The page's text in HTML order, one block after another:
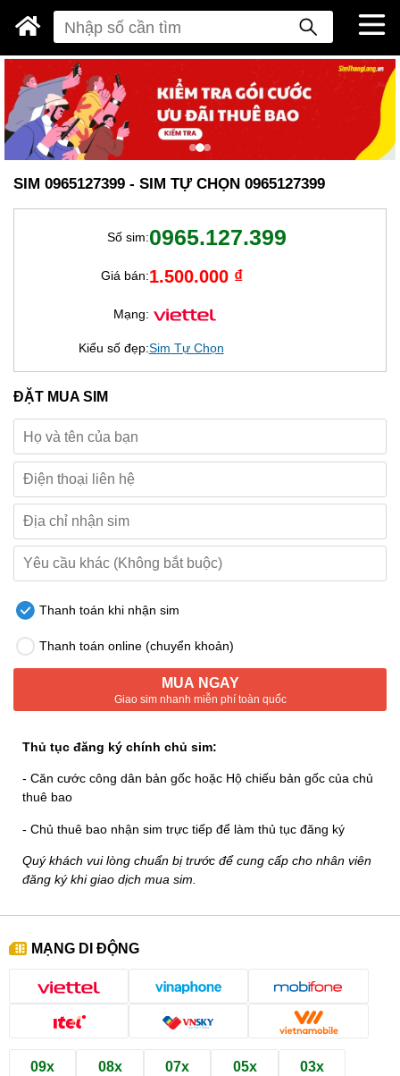
SIM 0965127399 - SIM TỰ CHỌN 0965127399
Số sim:0965.127.399
Giá bán:1.500.000 ₫
Mạng:
Kiểu số đẹp:Sim Tự Chọn
ĐẶT MUA SIM
Thanh toán khi nhận sim
Thanh toán online (chuyển khoản)
MUA NGAY
Giao sim nhanh miễn phí toàn quốc
Thủ tục đăng ký chính chủ sim:
- Căn cước công dân bản gốc hoặc Hộ chiếu bản gốc của chủ
thuê bao
- Chủ thuê bao nhận sim trực tiếp để làm thủ tục đăng ký
Quý khách vui lòng chuẩn bị trước để cung cấp cho nhân viên
đăng ký khi giao dịch mua sim.
MẠNG DI ĐỘNG
09x 08x 07x 05x 03x